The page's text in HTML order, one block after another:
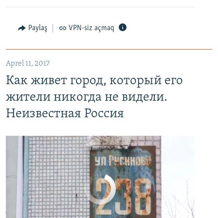
Paylaş VPN-siz açmaq
Aprel 11, 2017
Как живет город, который его
жители никогда не видели.
Неизвестная Россия
No media source currently available